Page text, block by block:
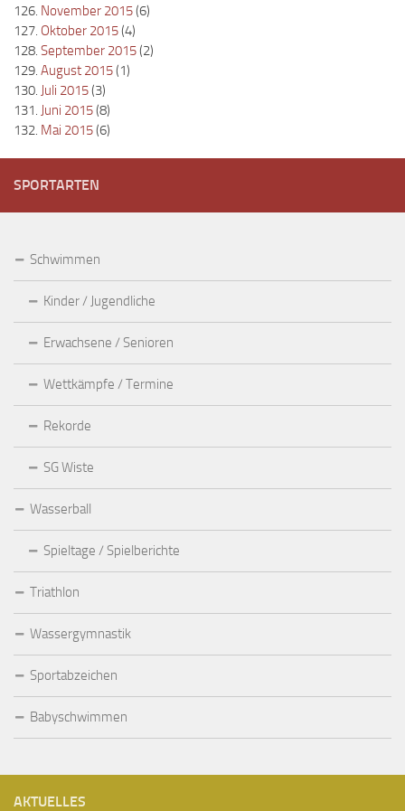
November 2015(6)
Oktober 2015(4)
September 2015(2)
August 2015(1)
Juli 2015(3)
Juni 2015(8)
Mai 2015(6)
SPORTARTEN
Schwimmen
Kinder / Jugendliche
Erwachsene / Senioren
Wettkämpfe / Termine
Rekorde
SG Wiste
Wasserball
Spieltage / Spielberichte
Triathlon
Wassergymnastik
Sportabzeichen
Babyschwimmen
AKTUELLES